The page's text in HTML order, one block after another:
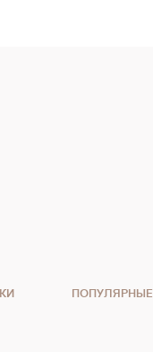
ПОПУЛЯРНЫЕ